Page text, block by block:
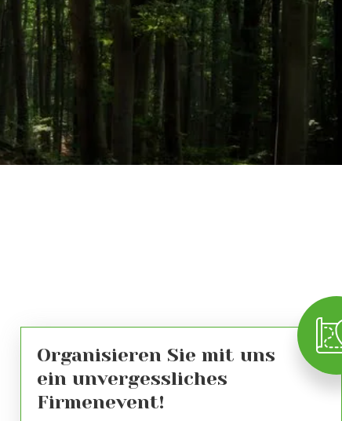
Organisieren Sie mit uns
ein unvergessliches
Firmenevent!